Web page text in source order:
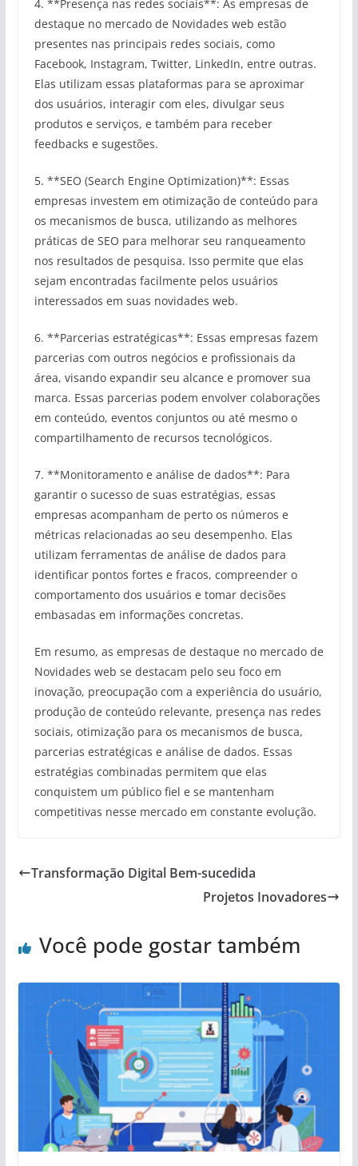
4. **Presença nas redes sociais**: As empresas de
destaque no mercado de Novidades web estão
presentes nas principais redes sociais, como
Facebook, Instagram, Twitter, LinkedIn, entre outras.
Elas utilizam essas plataformas para se aproximar
dos usuários, interagir com eles, divulgar seus
produtos e serviços, e também para receber
feedbacks e sugestões.
5. **SEO (Search Engine Optimization)**: Essas
empresas investem em otimização de conteúdo para
os mecanismos de busca, utilizando as melhores
práticas de SEO para melhorar seu ranqueamento
nos resultados de pesquisa. Isso permite que elas
sejam encontradas facilmente pelos usuários
interessados em suas novidades web.
6. **Parcerias estratégicas**: Essas empresas fazem
parcerias com outros negócios e profissionais da
área, visando expandir seu alcance e promover sua
marca. Essas parcerias podem envolver colaborações
em conteúdo, eventos conjuntos ou até mesmo o
compartilhamento de recursos tecnológicos.
7. **Monitoramento e análise de dados**: Para
garantir o sucesso de suas estratégias, essas
empresas acompanham de perto os números e
métricas relacionadas ao seu desempenho. Elas
utilizam ferramentas de análise de dados para
identificar pontos fortes e fracos, compreender o
comportamento dos usuários e tomar decisões
embasadas em informações concretas.
Em resumo, as empresas de destaque no mercado de
Novidades web se destacam pelo seu foco em
inovação, preocupação com a experiência do usuário,
produção de conteúdo relevante, presença nas redes
sociais, otimização para os mecanismos de busca,
parcerias estratégicas e análise de dados. Essas
estratégias combinadas permitem que elas
conquistem um público fiel e se mantenham
competitivas nesse mercado em constante evolução.
Transformação Digital Bem-sucedida
Projetos Inovadores
Você pode gostar também